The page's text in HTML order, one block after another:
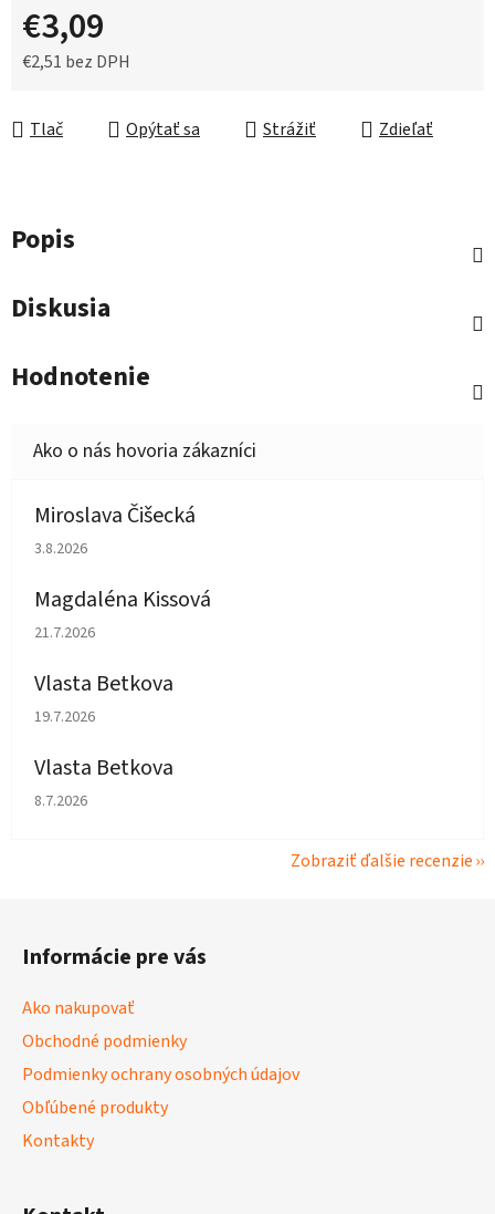
€3,09
€2,51 bez DPH
Tlač
Opýtať sa Strážiť Zdieľať
Popis
Diskusia
Hodnotenie
Miroslava Čišecká
Hodnotenie obchodu je 1 z 5 hviezdičiek.
3.8.2026
Magdaléna Kissová
Hodnotenie obchodu je 5 z 5 hviezdičiek.
21.7.2026
Vlasta Betkova
Hodnotenie obchodu je 5 z 5 hviezdičiek.
19.7.2026
Vlasta Betkova
Hodnotenie obchodu je 4 z 5 hviezdičiek.
8.7.2026
Zobraziť ďalšie recenzie
Informácie pre vás
Ako nakupovať
Obchodné podmienky
Podmienky ochrany osobných údajov
Obľúbené produkty
Kontakty